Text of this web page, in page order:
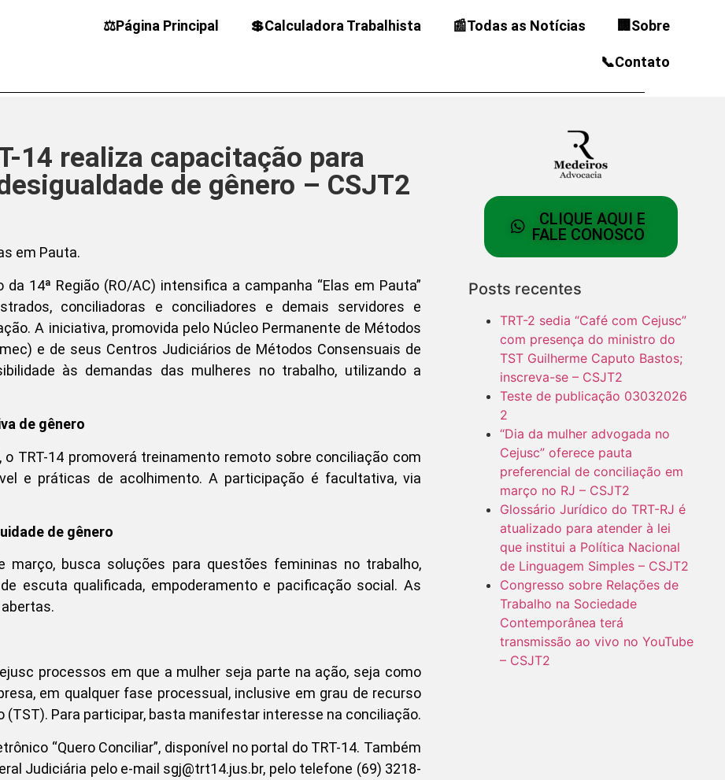
⚖️Página Principal 💲Calculadora Trabalhista 📰Todas as Notícias 🏢Sobre
📞Contato
14 realiza capacitação para
de gênero – CSJT2
da 14ª Região (RO/AC) intensifica a campanha “Elas em Pauta”
conciliadoras e conciliadores e demais servidores e
A iniciativa, promovida pelo Núcleo Permanente de Métodos
e de seus Centros Judiciários de Métodos Consensuais de
às demandas das mulheres no trabalho, utilizando a
de gênero
TRT-14 promoverá treinamento remoto sobre conciliação com
e práticas de acolhimento. A participação é facultativa, via
de gênero
busca soluções para questões femininas no trabalho,
escuta qualificada, empoderamento e pacificação social. As
processos em que a mulher seja parte na ação, seja como
em qualquer fase processual, inclusive em grau de recurso
(TST). Para participar, basta manifestar interesse na conciliação.
“Quero Conciliar”, disponível no portal do TRT-14. Também
Judiciária pelo e-mail sgj@trt14.jus.br, pelo telefone (69) 3218-
CLIQUE AQUI E
FALE CONOSCO
Posts recentes
TRT-2 sedia “Café com Cejusc”
com presença do ministro do
TST Guilherme Caputo Bastos;
inscreva-se – CSJT2
Teste de publicação 03032026
2
“Dia da mulher advogada no
Cejusc” oferece pauta
preferencial de conciliação em
março no RJ – CSJT2
Glossário Jurídico do TRT-RJ é
atualizado para atender à lei
que institui a Política Nacional
de Linguagem Simples – CSJT2
Congresso sobre Relações de
Trabalho na Sociedade
Contemporânea terá
transmissão ao vivo no YouTube
– CSJT2